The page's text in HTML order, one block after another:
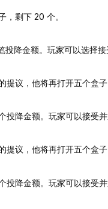
，剩下 20 个。
投降金额。玩家可以选择
提议，他将再打开五个盒
投降金额。玩家可以接受
提议，他将再打开五个盒
投降金额。玩家可以接受